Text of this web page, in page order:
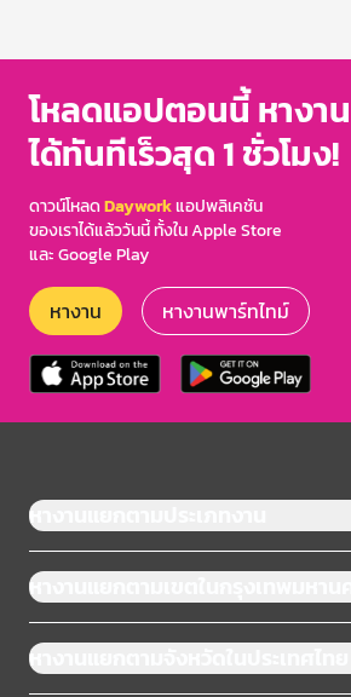
of
โหลดแอปตอนนี้ หางาน
ได้ทันทีเร็วสุด 1 ชั่วโมง!
ดาวน์โหลดDayworkแอปพลิเคชัน
ของเราได้แล้ววันนี้ ทั้งใน Apple Store
และ Google Play
หางาน หางานพาร์ทไทม์
หางานแยกตามประเภทงาน
หางานแยกตามเขตในกรุงเทพมหานคร
หางานแยกตามจังหวัดในประเทศไทย